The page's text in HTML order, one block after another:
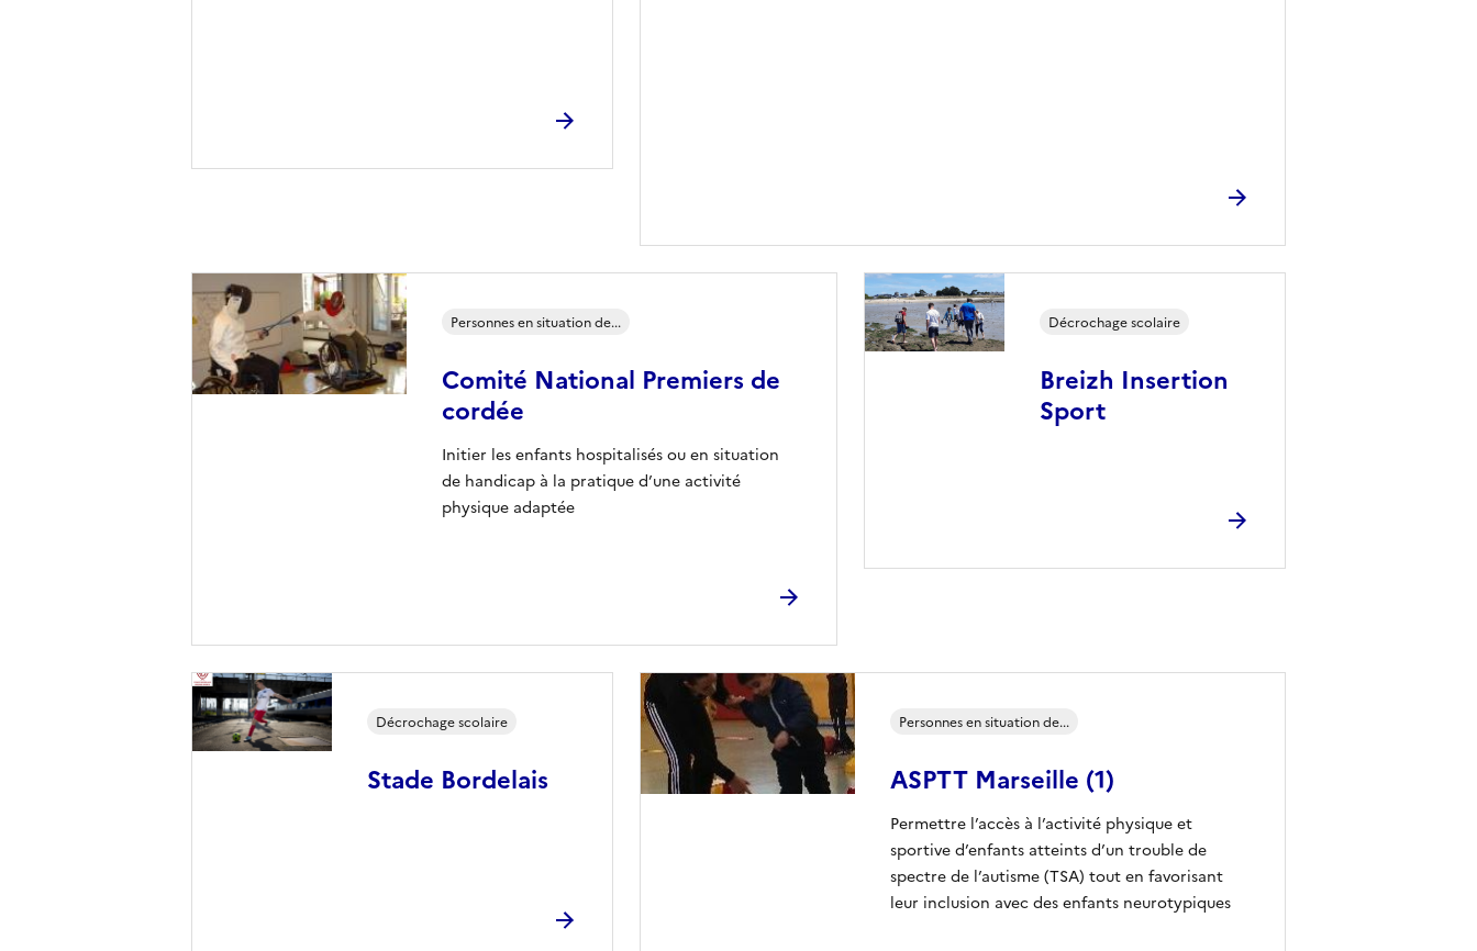
Comité National Premiers de
cordée
Initier les enfants hospitalisés ou en situation
de handicap à la pratique d’une activité
physique adaptée
Personnes en situation de...
Breizh Insertion
Sport
Décrochage scolaire
Stade Bordelais
Décrochage scolaire
ASPTT Marseille (1)
Permettre l’accès à l’activité physique et
sportive d’enfants atteints d’un trouble de
spectre de l’autisme (TSA) tout en favorisant
leur inclusion avec des enfants neurotypiques
Personnes en situation de...